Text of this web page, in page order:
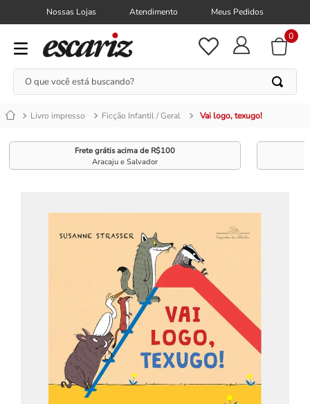
Nossas Lojas Atendimento Meus Pedidos
0
O que você está buscando?
Livro impresso Ficção Infantil / Geral Vai logo, texugo!
Frete grátis acima de R$100
Aracaju e Salvador